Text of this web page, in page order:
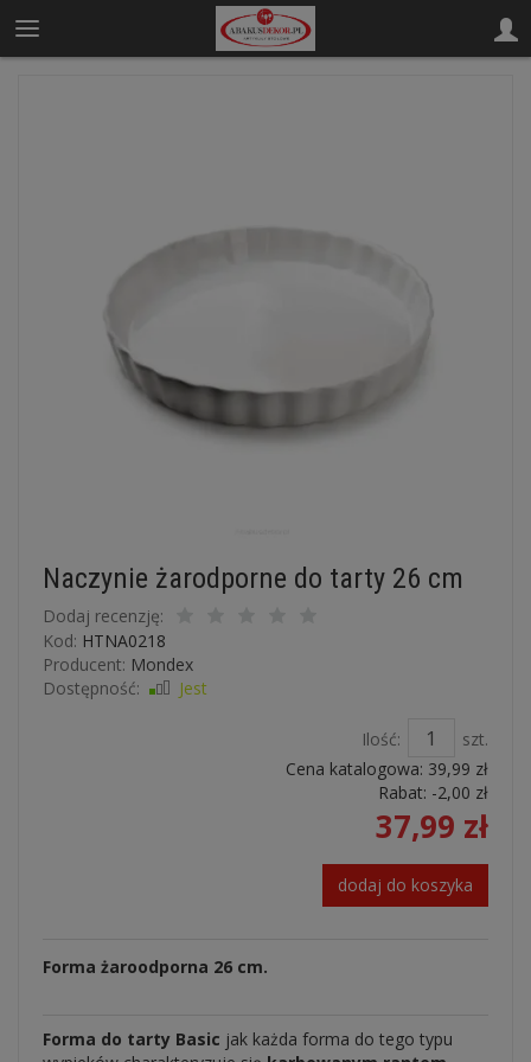
Naczynie żarodporne do tarty 26 cm
Dodaj recenzję:
Kod: HTNA0218
Producent: Mondex
Dostępność:
Jest
Ilość:
szt.
Cena katalogowa: 39,99 zł
Rabat: -2,00 zł
37,99 zł
dodaj do koszyka
Forma żaroodporna 26 cm.
Forma do tarty Basic jak każda forma do tego typu